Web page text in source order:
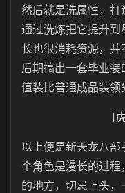
然后就是洗属性，打
通过洗炼把它提升
长也很消耗资源，
后期搞出一套毕业
值装比普通成品装领
[
以上便是新天龙八
个角色是漫长的过
的地方，切忌上头，